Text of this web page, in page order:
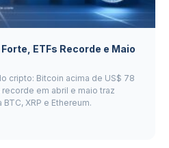
ETFs Recorde e Maio
cripto: Bitcoin acima de US$ 78
em abril e maio traz
XRP e Ethereum.